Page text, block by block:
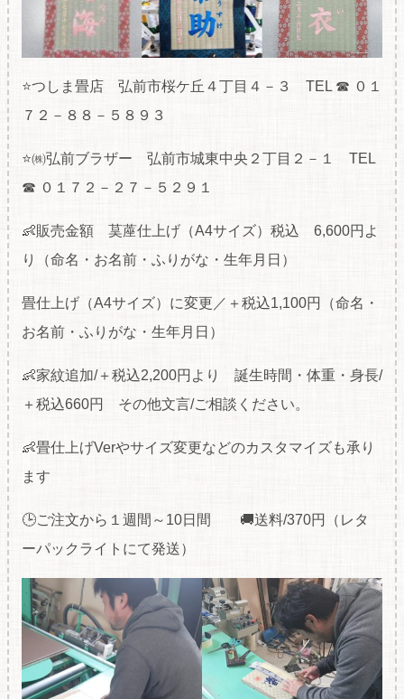
⭐つしま畳店 弘前市桜ケ丘４丁目４－３ TEL ☎ ０１
７２－８８－５８９３
⭐㈱弘前ブラザー 弘前市城東中央２丁目２－１ TEL
☎ ０１７２－２７－５２９１
👶販売金額 茣蓙仕上げ（A4サイズ）税込 6,600円よ
り（命名・お名前・ふりがな・生年月日）
畳仕上げ（A4サイズ）に変更／＋税込1,100円（命名・
お名前・ふりがな・生年月日）
👶家紋追加/＋税込2,200円より 誕生時間・体重・身長/
＋税込660円 その他文言/ご相談ください。
👶畳仕上げVerやサイズ変更などのカスタマイズも承り
ます
🕒ご注文から１週間～10日間 🚚送料/370円（レタ
ーパックライトにて発送）